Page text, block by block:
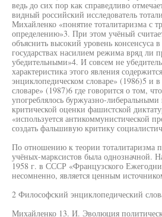
ведь до сих пор как справедливо
видный российский исследователь
Михайленко «понятие тоталитаризма с
определению»3. При этом учёный
объяснить высокий уровень консенсуса
государствах насилием режима вряд ли
убедительными»4. И совсем не
характеристика этого явления
энциклопедическом словаре» (1986)5 и
словаре» (1987)6 где говорится о том,
упогреблялось буржуазно-
критической оценки фашистской
«используется антикоммунистической
создать фальшивую критику
По отношению к теории тоталитаризма
учёных-марксистов была однозначной.
1958 г. в СССР «Французского
несомненно, является ценным
2 Философский энциклопедический
Михайленко 13. И. Эволюция